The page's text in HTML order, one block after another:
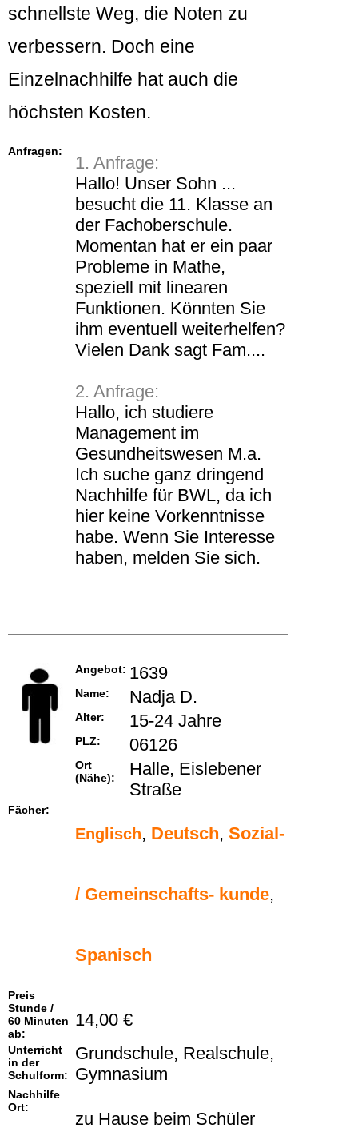
schnellste Weg, die Noten zu
verbessern. Doch eine
Einzelnachhilfe hat auch die
höchsten Kosten.
Anfragen:
1. Anfrage:
Hallo! Unser Sohn ...
besucht die 11. Klasse an
der Fachoberschule.
Momentan hat er ein paar
Probleme in Mathe,
speziell mit linearen
Funktionen. Könnten Sie
ihm eventuell weiterhelfen?
Vielen Dank sagt Fam....
2. Anfrage:
Hallo, ich studiere
Management im
Gesundheitswesen M.a.
Ich suche ganz dringend
Nachhilfe für BWL, da ich
hier keine Vorkenntnisse
habe. Wenn Sie Interesse
haben, melden Sie sich.
Angebot: 1639
Name: Nadja D.
Alter: 15-24 Jahre
PLZ: 06126
Ort
(Nähe):
Halle, Eislebener
Straße
Fächer:
Englisch, Deutsch, Sozial-
/ Gemeinschafts- kunde,
Spanisch
Preis
Stunde /
60 Minuten
ab:
14,00 €
Unterricht
in der
Schulform:
Grundschule, Realschule,
Gymnasium
Nachhilfe
Ort:
zu Hause beim Schüler